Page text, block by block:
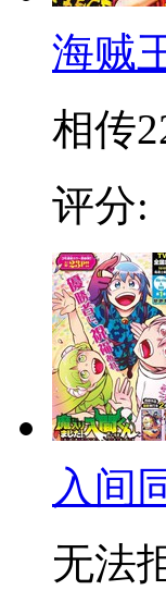
海贼
相传
评分:
入间
无法